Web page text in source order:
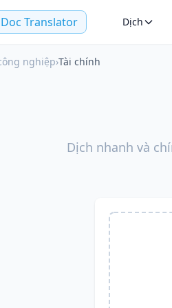
Doc Translator Dịch
nghiệp›Tài chính
Dịch nhanh và